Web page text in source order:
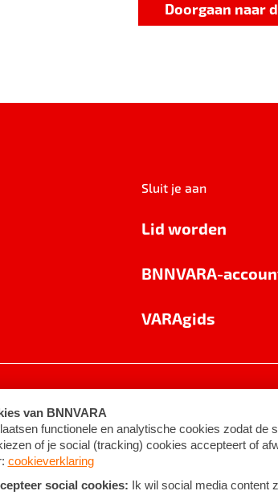
Doorgaan naar
Sluit je aan
Lid worden
BNNVARA-
VARAgids
Algemene voorwaarden ©2026